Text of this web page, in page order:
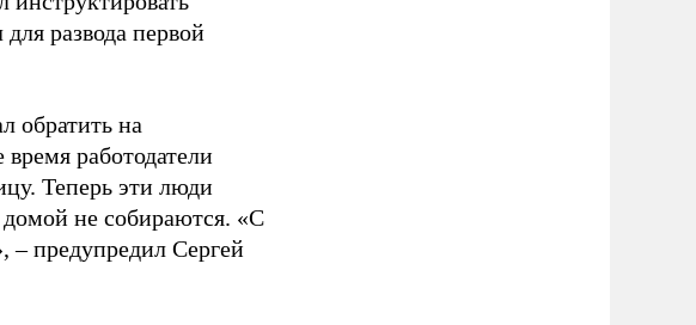
развода первой
обратить на
время работодатели
Теперь эти люди
домой не собираются. «С
– предупредил Сергей